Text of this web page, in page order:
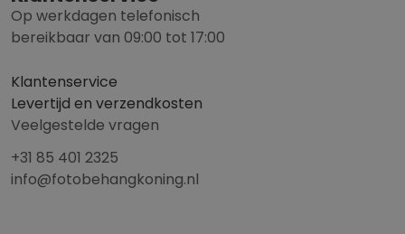
Op werkdagen telefonisch
bereikbaar van 09:00 tot 17:00
Klantenservice
Levertijd en verzendkosten
Veelgestelde vragen
+31 85 401 2325
info@fotobehangkoning.nl